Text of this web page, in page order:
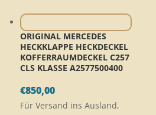
ORIGINAL MERCEDES
HECKKLAPPE HECKDECKEL
KOFFERRAUMDECKEL C257
CLS KLASSE A2577500400
€850,00
Für Versand ins Ausland,